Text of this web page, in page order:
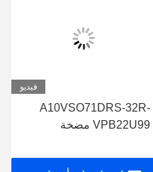
فيديو
A10VSO71DRS-32R-
VPB22U99 مضخة
التصميم القوي